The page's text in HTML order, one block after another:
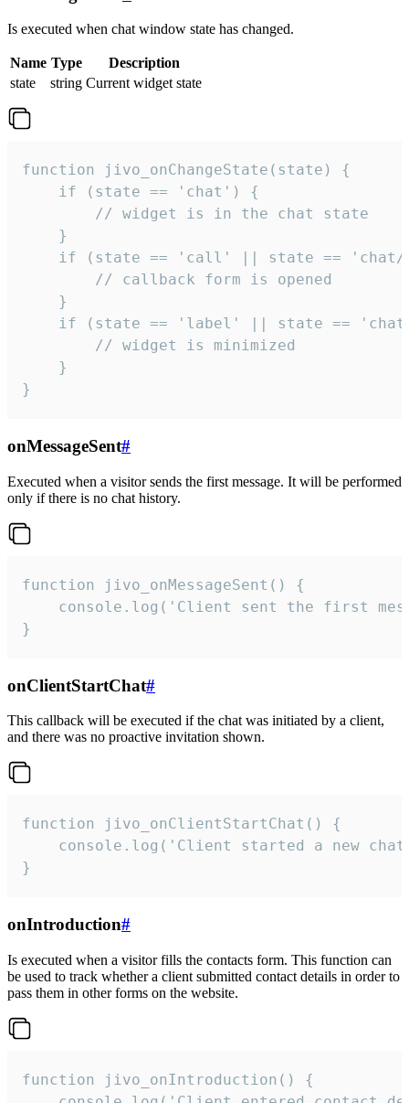
Is executed when chat window state has changed.
Name Type
Description
state
string Current widget state
function jivo_onChangeState(state) {
    if (state == 'chat') {
        // widget is in the chat state
    }
if (state == 'call' || state ==
        // callback form is opened
    }
if (state == 'label' || state ==
        // widget is minimized
    }
}
onMessageSent#
Executed when a visitor sends the first message. It will be performed
only if there is no chat history.
function jivo_onMessageSent() {
console.log('Client sent the first
}
onClientStartChat#
This callback will be executed if the chat was initiated by a client,
and there was no proactive invitation shown.
function jivo_onClientStartChat() {
console.log('Client started a new
}
onIntroduction#
Is executed when a visitor fills the contacts form. This function can
be used to track whether a client submitted contact details in order to
pass them in other forms on the website.
function jivo_onIntroduction() {